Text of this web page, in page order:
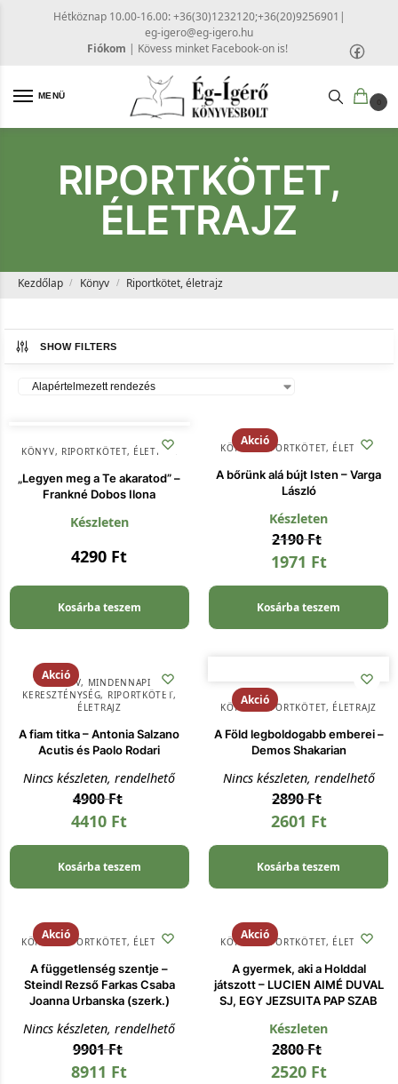
Hétköznap 10.00-16.00: +36(30)1232120;+36(20)9256901 |
eg-igero@eg-igero.hu
Fiókom | Kövess minket Facebook-on is!
MENÜ
0
RIPORTKÖTET,
ÉLETRAJZ
Kezdőlap / Könyv / Riportkötet, életrajz
SHOW FILTERS
KÖNYV, RIPORTKÖTET, ÉLETRAJZ
„Legyen meg a Te akaratod” –
Frankné Dobos Ilona
Készleten
4290 Ft
Kosárba teszem
Akció
KÖNYV,RIPORTKÖTET, ÉLETRAJZ
A bőrünk alá bújt Isten – Varga
László
Készleten
2190Ft
1971 Ft
Kosárba teszem
Akció
KÖNYV, MINDENNAPI
KERESZTÉNYSÉG, RIPORTKÖTET,
ÉLETRAJZ
A fiam titka – Antonia Salzano
Acutis és Paolo Rodari
Nincs készleten, rendelhető
4900Ft
4410 Ft
Kosárba teszem
Akció
KÖNYV,RIPORTKÖTET, ÉLETRAJZ
A Föld legboldogabb emberei –
Demos Shakarian
Nincs készleten, rendelhető
2890Ft
2601 Ft
Kosárba teszem
Akció
KÖNYV,RIPORTKÖTET, ÉLETRAJZ
A függetlenség szentje –
Steindl Rezső Farkas Csaba
Joanna Urbanska (szerk.)
Nincs készleten, rendelhető
9901Ft
8911 Ft
Akció
KÖNYV,RIPORTKÖTET, ÉLETRAJZ
A gyermek, aki a Holddal
játszott – LUCIEN AIMÉ DUVAL
SJ, EGY JEZSUITA PAP SZAB
Készleten
2800Ft
2520 Ft